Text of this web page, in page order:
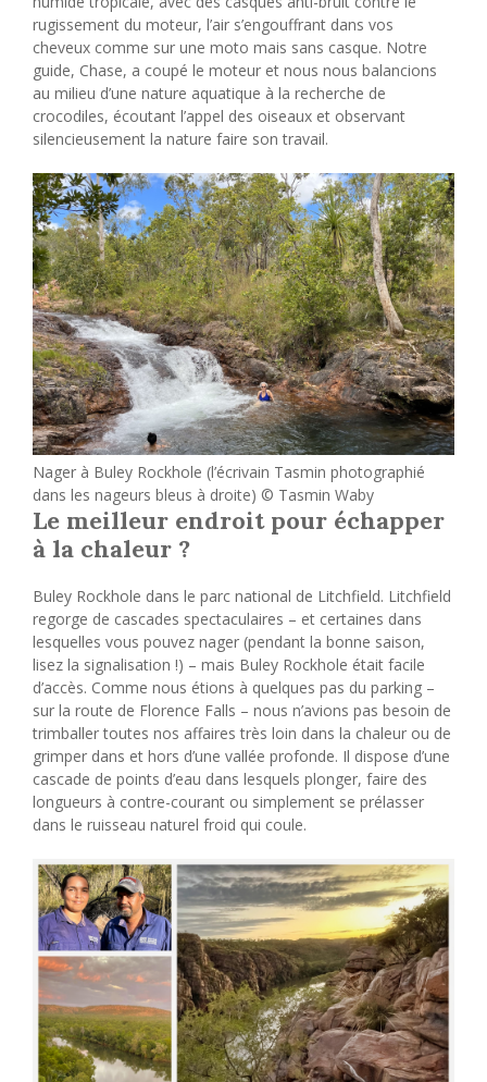
rugissement du moteur, l’air s’engouffrant dans vos
cheveux comme sur une moto mais sans casque. Notre
guide, Chase, a coupé le moteur et nous nous balancions
au milieu d’une nature aquatique à la recherche de
crocodiles, écoutant l’appel des oiseaux et observant
silencieusement la nature faire son travail.
Nager à Buley Rockhole (l’écrivain Tasmin photographié
dans les nageurs bleus à droite) © Tasmin Waby
Le meilleur endroit pour échapper
à la chaleur ?
Buley Rockhole dans le parc national de Litchfield. Litchfield
regorge de cascades spectaculaires – et certaines dans
lesquelles vous pouvez nager (pendant la bonne saison,
lisez la signalisation !) – mais Buley Rockhole était facile
d’accès. Comme nous étions à quelques pas du parking –
sur la route de Florence Falls – nous n’avions pas besoin de
trimballer toutes nos affaires très loin dans la chaleur ou de
grimper dans et hors d’une vallée profonde. Il dispose d’une
cascade de points d’eau dans lesquels plonger, faire des
longueurs à contre-courant ou simplement se prélasser
dans le ruisseau naturel froid qui coule.